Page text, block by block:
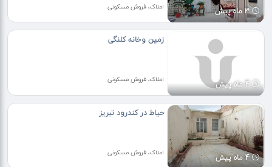
3 ماه پیش املاک، فروش مسکونی
4 ماه پیش
زمین وخانه کلنگی
املاک، فروش مسکونی
4 ماه پیش
حیاط در کندرود تبریز
املاک، فروش مسکونی